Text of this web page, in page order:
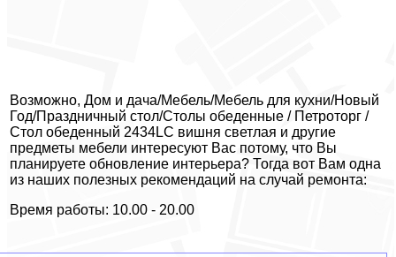
Возможно, Дом и дача/Мебель/Мебель для кухни/Новый
Год/Праздничный стол/Столы обеденные / Петроторг /
Стол обеденный 2434LC вишня светлая и другие
предметы мебели интересуют Вас потому, что Вы
планируете обновление интерьера? Тогда вот Вам одна
из наших полезных рекомендаций на случай ремонта:
Время работы: 10.00 - 20.00